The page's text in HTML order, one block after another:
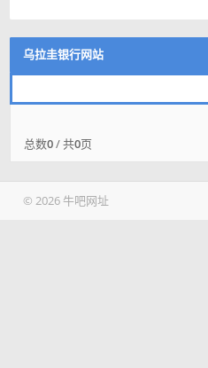
乌拉圭银行网站
总数0/ 共0页
© 2026 牛吧网址